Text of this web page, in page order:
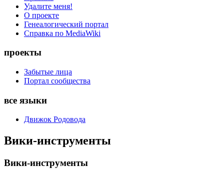
Удалите меня!
О проекте
Генеалогический портал
Справка по MediaWiki
проекты
Забытые лица
Портал сообщества
все языки
Движок Родовода
Вики-инструменты
Вики-инструменты